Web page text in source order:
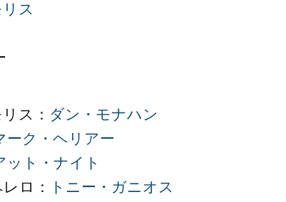
ス
ス： ダン・モナハン
ーク・ヘリアー
ット・ナイト
ロ：
トニー・ガニオス